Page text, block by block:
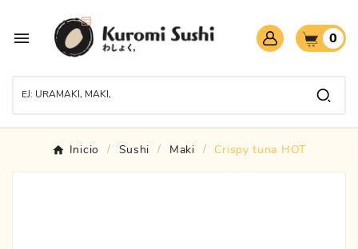
 0
Inicio Sushi Maki Crispy tuna HOT